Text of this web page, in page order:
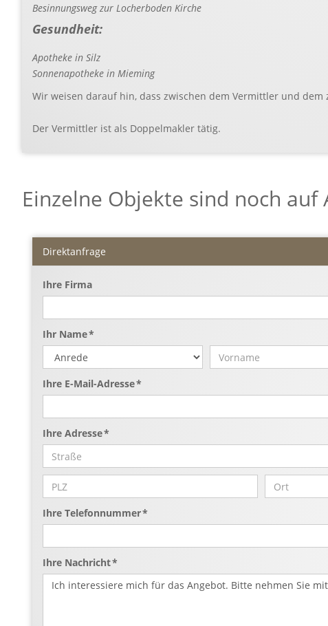
Besinnungsweg zur Locherboden Kirche
Gesundheit:
Apotheke in Silz
Sonnenapotheke in Mieming
Wir weisen darauf hin, dass zwischen dem Vermittler und
Der Vermittler ist als Doppelmakler tätig.
Einzelne Objekte sind noch
Direktanfrage
Ihre Firma
Ihr Name *
Ihre E-Mail-Adresse *
Ihre Adresse *
Ihre Telefonnummer *
Ihre Nachricht *